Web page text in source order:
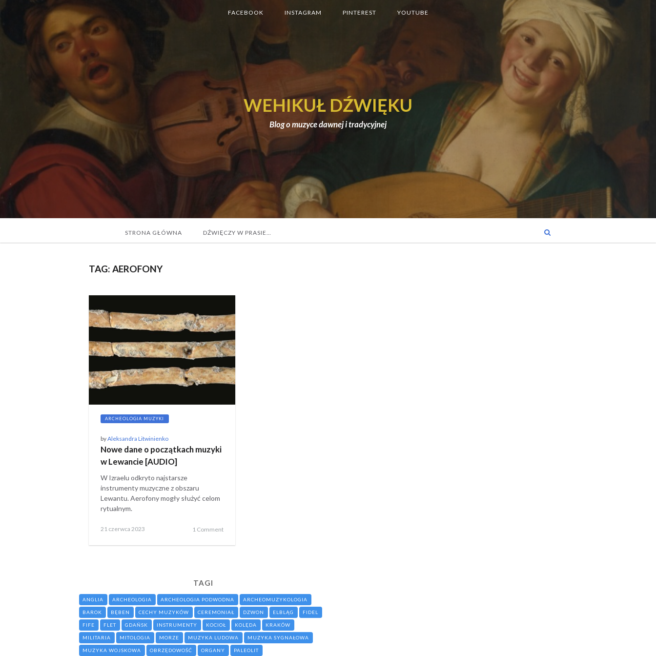
WEHIKUŁ DŹWIĘKU
Blog o muzyce dawnej i tradycyjnej
STRONA GŁÓWNA DŹWIĘCZY W PRASIE…
FACEBOOK INSTAGRAM PINTEREST YOUTUBE
TAG: AEROFONY
ARCHEOLOGIA MUZYKI
byAleksandra Litwinienko
Nowe dane o początkach muzyki
w Lewancie [AUDIO]
W Izraelu odkryto najstarsze
instrumenty muzyczne z obszaru
Lewantu. Aerofony mogły służyć celom
rytualnym.
1 Comment
Posted
21 czerwca 202310
TAGI
ANGLIA ARCHEOLOGIA ARCHEOLOGIA PODWODNA ARCHEOMUZYKOLOGIA
BAROK BĘBEN CECHY MUZYKÓW CEREMONIAŁ DZWON ELBLĄG FIDEL
FIFE FLET GDAŃSK INSTRUMENTY KOCIOŁ KOLĘDA KRAKÓW
MILITARIA MITOLOGIA MORZE MUZYKA LUDOWA MUZYKA SYGNAŁOWA
MUZYKA WOJSKOWA OBRZĘDOWOŚĆ ORGANY PALEOLIT